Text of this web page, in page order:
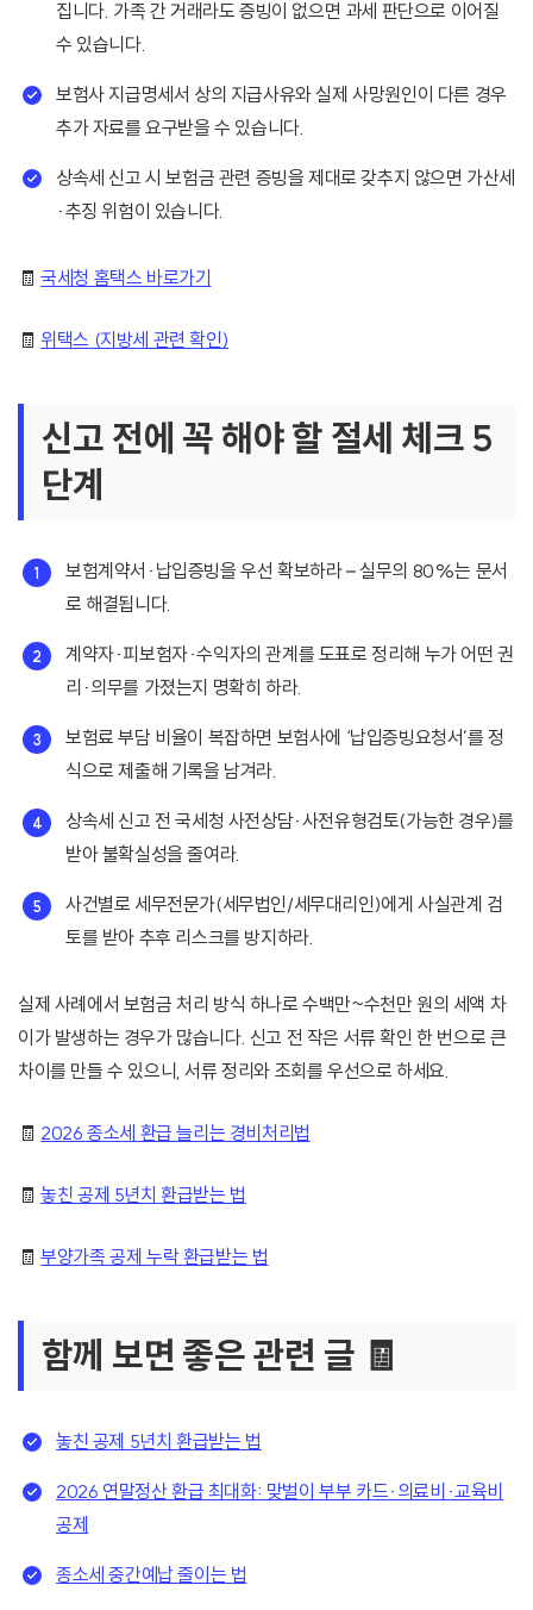
집니다. 가족 간 거래라도 증빙이 없으면 과세 판단으로 이어질
수 있습니다.
보험사 지급명세서 상의 지급사유와 실제 사망원인이 다른 경우
추가 자료를 요구받을 수 있습니다.
상속세 신고 시 보험금 관련 증빙을 제대로 갖추지 않으면 가산세
·추징 위험이 있습니다.
🧾국세청 홈택스 바로가기
🧾 위택스 (지방세 관련 확인)
신고 전에 꼭 해야 할 절세 체크 5
단계
보험계약서·납입증빙을 우선 확보하라 – 실무의 80%는 문서
로 해결됩니다.
계약자·피보험자·수익자의 관계를 도표로 정리해 누가 어떤 권
리·의무를 가졌는지 명확히 하라.
보험료 부담 비율이 복잡하면 보험사에 ‘납입증빙요청서’를 정
식으로 제출해 기록을 남겨라.
상속세 신고 전 국세청 사전상담·사전유형검토(가능한 경우)를
받아 불확실성을 줄여라.
사건별로 세무전문가(세무법인/세무대리인)에게 사실관계 검
토를 받아 추후 리스크를 방지하라.
실제 사례에서 보험금 처리 방식 하나로 수백만~수천만 원의 세액 차
이가 발생하는 경우가 많습니다. 신고 전 작은 서류 확인 한 번으로 큰
차이를 만들 수 있으니, 서류 정리와 조회를 우선으로 하세요.
🧾 2026 종소세 환급 늘리는 경비처리법
🧾놓친 공제 5년치 환급받는 법
🧾부양가족 공제 누락 환급받는 법
함께 보면 좋은 관련 글 🧾
놓친 공제 5년치 환급받는 법
2026 연말정산 환급 최대화: 맞벌이 부부 카드·의료비·교육비
공제
종소세 중간예납 줄이는 법